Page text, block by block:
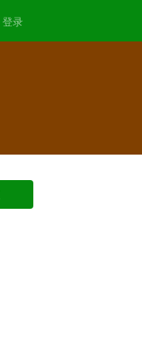
登录